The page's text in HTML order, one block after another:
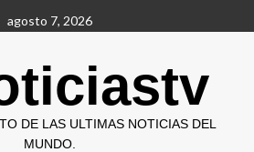
agosto 7, 2026
DE LAS ULTIMAS NOTICIAS DEL
MUNDO.